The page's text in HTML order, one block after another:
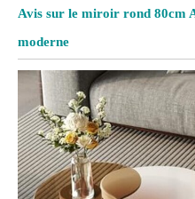
Avis sur le miroir rond 80cm
moderne